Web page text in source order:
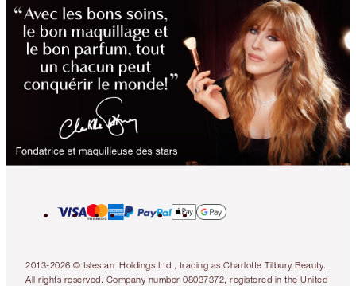
2013-2026 © Islestarr Holdings Ltd., trading as Charlotte Tilbury Beauty.
All rights reserved. Company number 08037372, registered in the United